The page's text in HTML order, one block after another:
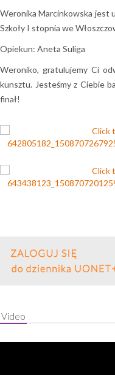
Weronika Marcinkowska jest
Szkoły I stopnia we
Opiekun: Aneta Suliga
​Weroniko, gratulujemy Ci
kunsztu. Jesteśmy z Ciebie
finał!
Video